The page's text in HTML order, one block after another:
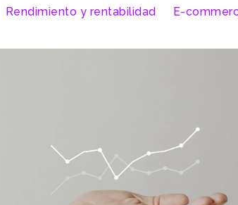
Rendimiento y rentabilidad E-